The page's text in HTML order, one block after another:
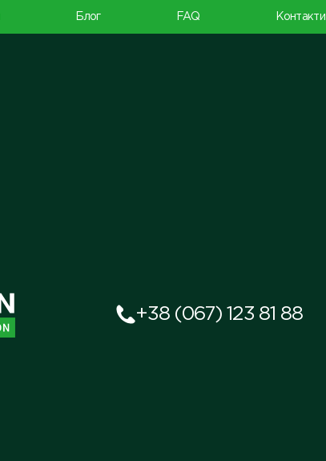
Блог FAQ Контакти
+38 (067) 123 81 88